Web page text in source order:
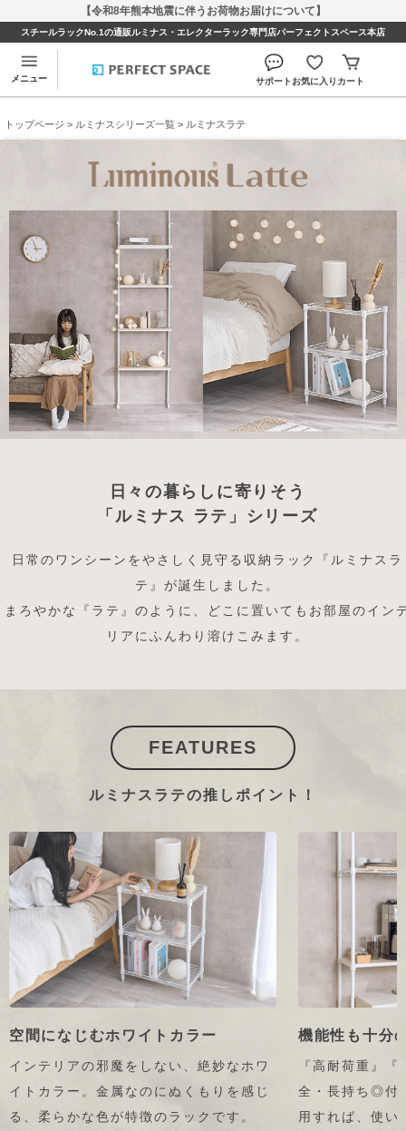
【令和8年熊本地震に伴うお荷物お届けについて】
スチールラックNo.1の通販ルミナス・エレクターラック専門店パーフェクトスペース本店
メニュー サポートお気に入り カート
トップページ > ルミナスシリーズ一覧 > ルミナスラテ
日々の暮らしに寄りそう
「ルミナス ラテ」シリーズ
日常のワンシーンをやさしく見守る収納ラック『ルミナスラ
テ』が誕生しました。
まろやかな『ラテ』のように、どこに置いてもお部屋のイン
リアにふんわり溶けこみます。
FEATURES
ルミナスラテの推しポイント！
空間になじむホワイトカラー
インテリアの邪魔をしない、絶妙なホワ
イトカラー。金属なのにぬくもりを感じ
る、柔らかな色が特徴のラックです。
機能性も十分
『高耐荷重』
全・長持ち◎付
用すれば、使い